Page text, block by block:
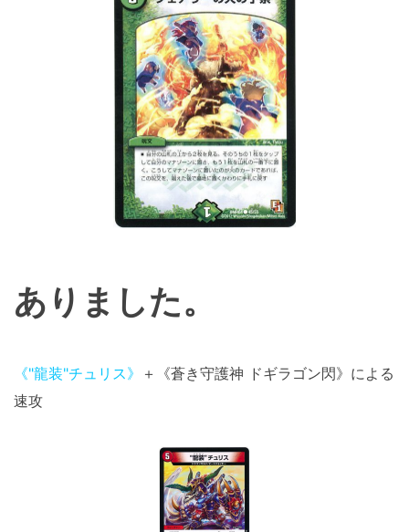
ありました。
《"龍装"チュリス》
＋《蒼き守護神 ドギラゴン閃》による
速攻